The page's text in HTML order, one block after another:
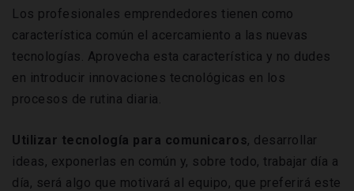
Los profesionales emprendedores tienen como
característica común el acercamiento a las nuevas
tecnologías. Aprovecha esta característica y no dudes
en introducir innovaciones tecnológicas en los
procesos de rutina diaria.
Utilizar tecnología para comunicaros, desarrollar
ideas, exponerlas en común y, sobre todo, trabajar día a
día, será algo que motivará al equipo, que preferirá este